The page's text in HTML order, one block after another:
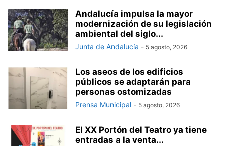
Andalucía impulsa la mayor
modernización de su legislación
ambiental del siglo...
Junta de Andalucía - 5 agosto, 2026
Los aseos de los edificios
públicos se adaptarán para
personas ostomizadas
Prensa Municipal - 5 agosto, 2026
El XX Portón del Teatro ya tiene
entradas a la venta...